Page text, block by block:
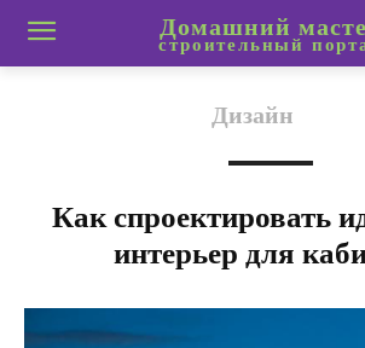
Домашний
строительный
Дизайн
Как спроектировать
интерьер для